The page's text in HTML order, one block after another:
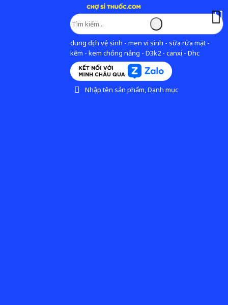
dung dịch vệ sinh - men vi sinh - sữa rửa mặt -
kẽm - kem chống nắng - D3k2 - canxi - Dhc
Nhập tên sản phẩm, Danh mục